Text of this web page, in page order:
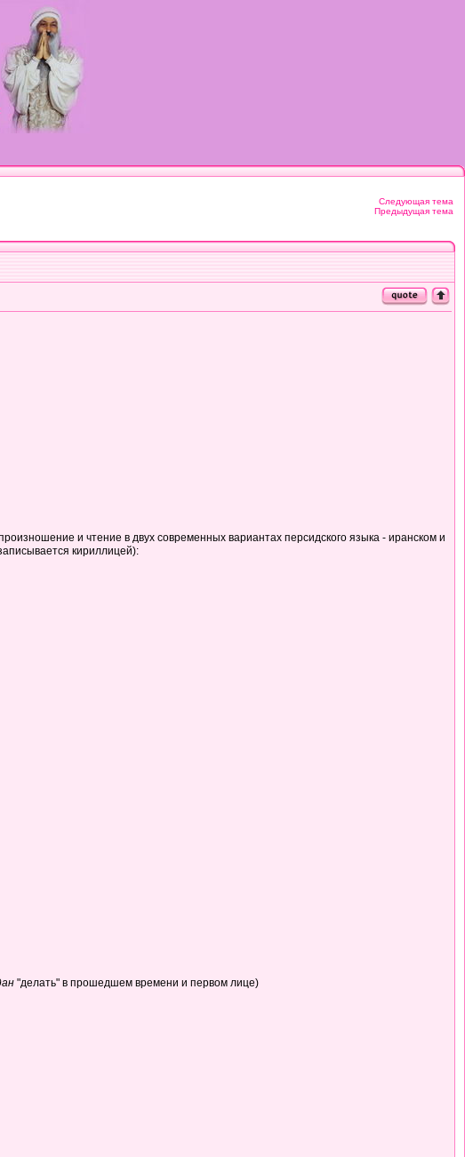
Следующая тема
Предыдущая тема
и чтение в двух современных вариантах персидского языка - иранском и
кириллицей):
"делать" в прошедшем времени и первом лице)